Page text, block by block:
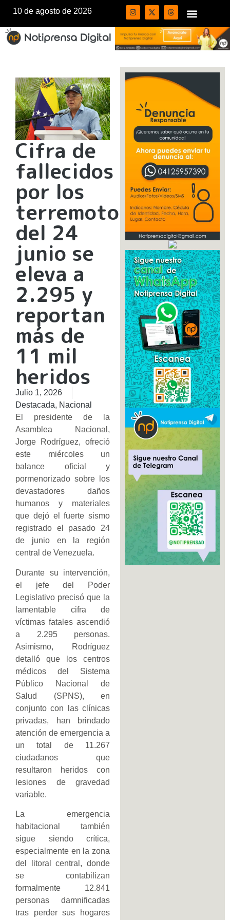
10 de agosto de 2026
Cifra de
fallecidos
por los
terremotos
del 24
junio se
eleva a
2.295 y
reportan
más de
11 mil
heridos
Julio 1, 2026
Destacada, Nacional
El presidente de la
Asamblea Nacional,
Jorge Rodríguez, ofreció
este miércoles un
balance oficial y
pormenorizado sobre los
devastadores daños
humanos y materiales
que dejó el fuerte sismo
registrado el pasado 24
de junio en la región
central de Venezuela.
Durante su intervención,
el jefe del Poder
Legislativo precisó que la
lamentable cifra de
víctimas fatales ascendió
a 2.295 personas.
Asimismo, Rodríguez
detalló que los centros
médicos del Sistema
Público Nacional de
Salud (SPNS), en
conjunto con las clínicas
privadas, han brindado
atención de emergencia a
un total de 11.267
ciudadanos que
resultaron heridos con
lesiones de gravedad
variable.
La emergencia
habitacional también
sigue siendo crítica,
especialmente en la zona
del litoral central, donde
se contabilizan
formalmente 12.841
personas damnificadas
tras perder sus hogares